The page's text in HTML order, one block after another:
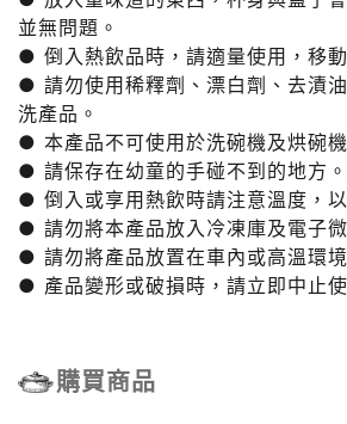
並無問題。
● 倒入熱飲品時，請適量使用，移動
● 請勿使用稀釋劑、漂白劑、去漬
洗產品。
● 本產品不可使用於洗碗機及烘碗機
● 請保存在幼童的手碰不到的地方。
● 倒入或享用熱飲時請注意溫度，以
● 請勿將本產品放入冷凍庫及電子微
● 請勿將產品放置在車內或高溫環境
● 產品變形或破損時，請立即中止使
購買商品